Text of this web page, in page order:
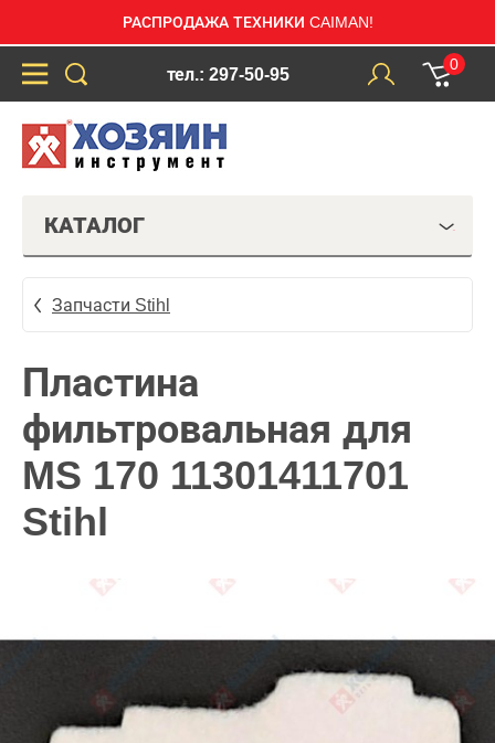
РАСПРОДАЖА ТЕХНИКИ CAIMAN!
тел.: 297-50-95
0
КАТАЛОГ
Запчасти Stihl
Пластина
фильтровальная для
MS 170 11301411701
Stihl